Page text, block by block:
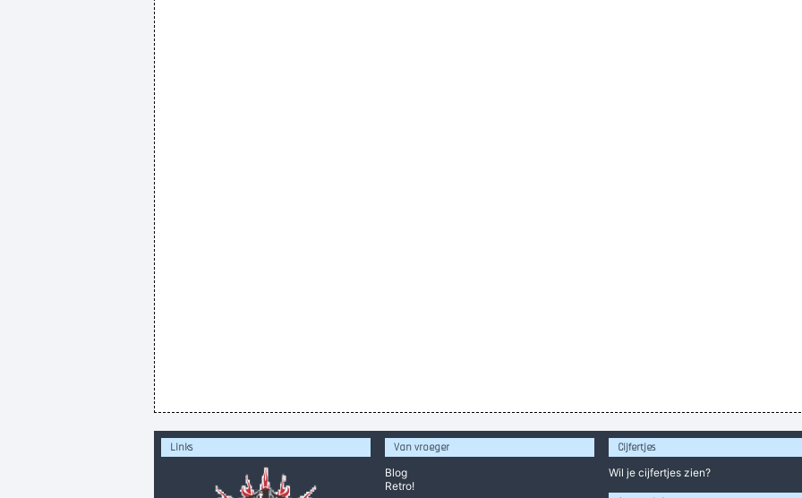
Links
Van vroeger
Blog
Retro!
Cijfertjes
Wil je cijfertjes zien?